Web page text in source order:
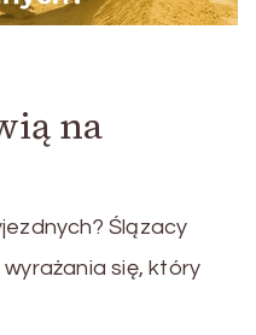
na
Ślązacy
się, który